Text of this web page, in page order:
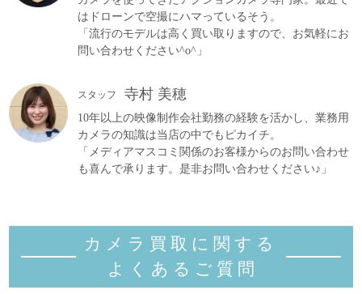
はドローンで空撮にハマっているそう。
「流行のモデルは高く買い取りますので、お気軽にお
問い合わせください^o^」
スタッフ 寺村 美穂
10年以上の映像制作会社勤務の経験を活かし、業務用
カメラの知識は当店の中でもピカイチ。
「メディアマスコミ関係のお客様からのお問い合わせ
も喜んで承ります。是非お問い合わせください♪」
カメラ買取に関する
よくあるご質 問